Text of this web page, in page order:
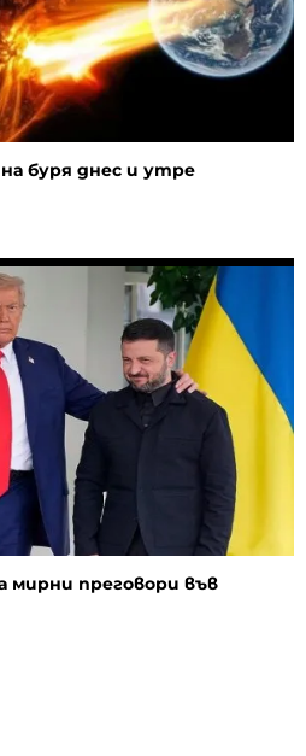
буря днес и утре
мирни преговори във